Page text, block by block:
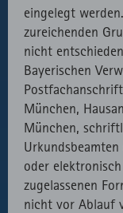
eingelegt
zureichenden
nicht
Bayerischen
München,
München,
oder
zugelassenen
nicht vor Ablauf